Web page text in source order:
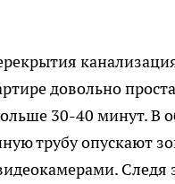
довольно
30-40 минут. В
трубу опускают
Следя